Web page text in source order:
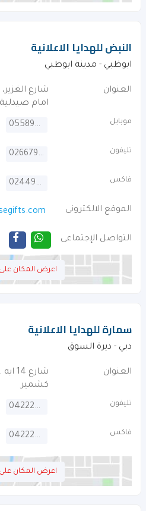
النبض للهدايا الاعلانية
ابوظبي - مدينة ابوظبي
العنوان
شارع
امام صيدلية
موبايل 0558990047
تليفون 026679797
فاكس 024498336
الموقع الالكترونى
التواصل الإجتماعى
اعرض المكان
سمارة للهدايا الاعلانية
دبي - ديرة السوق
العنوان
كشمير
تليفون 042225800
فاكس 042225810
اعرض المكان